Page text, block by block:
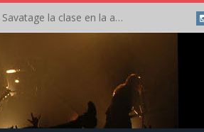
Crónica: Slaugther to Prevail pone la garra, Savatage la clase en la apertura del Leyendas del Rock – Miércoles – Agosto 2026